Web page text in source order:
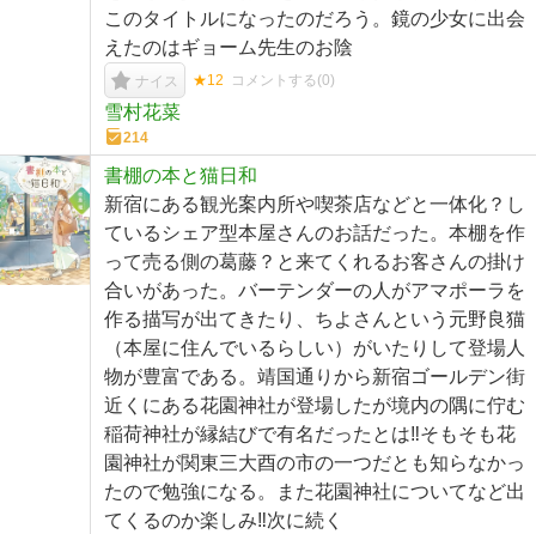
このタイトルになったのだろう。鏡の少女に出会
えたのはギョーム先生のお陰
ナイス ★12 コメントする(0)
雪村花菜
214
書棚の本と猫日和
新宿にある観光案内所や喫茶店などと一体化？し
ているシェア型本屋さんのお話だった。本棚を作
って売る側の葛藤？と来てくれるお客さんの掛け
合いがあった。バーテンダーの人がアマポーラを
作る描写が出てきたり、ちよさんという元野良猫
（本屋に住んでいるらしい）がいたりして登場人
物が豊富である。靖国通りから新宿ゴールデン街
近くにある花園神社が登場したが境内の隅に佇む
稲荷神社が縁結びで有名だったとは‼そもそも花
園神社が関東三大酉の市の一つだとも知らなかっ
たので勉強になる。また花園神社についてなど出
てくるのか楽しみ‼次に続く